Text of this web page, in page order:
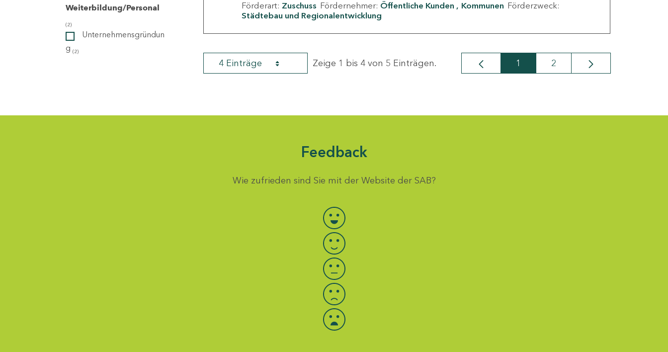
Weiterbildung/Personal
(2)
Unternehmensgründun
g (2)
Förderart: Zuschuss Fördernehmer: Öffentliche Kunden Kommunen Förderzweck:
Städtebau und Regionalentwicklung
4 Einträge Zeige 1 bis 4 von 5 Einträgen. Seite
1 Seite
2
Feedback
Wie zufrieden sind Sie mit der Website der SAB?
Bewertung auswählen